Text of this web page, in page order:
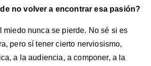
no volver a encontrar esa pasión?
miedo nunca se pierde. No sé si es
pero sí tener cierto nerviosismo,
a la audiencia, a componer, a la